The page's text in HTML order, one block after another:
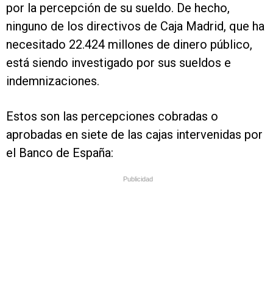
por la percepción de su sueldo. De hecho,
ninguno de los directivos de Caja Madrid, que ha
necesitado 22.424 millones de dinero público,
está siendo investigado por sus sueldos e
indemnizaciones.
Estos son las percepciones cobradas o
aprobadas en siete de las cajas intervenidas por
el Banco de España:
Publicidad